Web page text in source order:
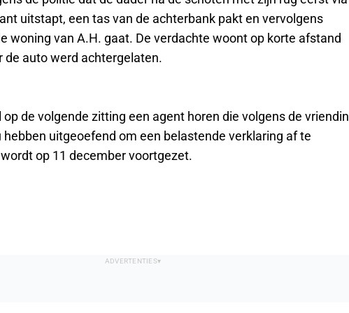
uitstapt, een tas van de achterbank pakt en vervolgens
woning van A.H. gaat. De verdachte woont op korte afstand
de auto werd achtergelaten.
op de volgende zitting een agent horen die volgens de vriendin
hebben uitgeoefend om een belastende verklaring af te
op 11 december voortgezet.